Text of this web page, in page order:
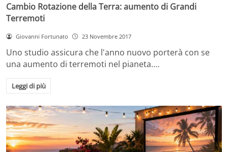
Cambio Rotazione della Terra: aumento di Grandi
Terremoti
Giovanni Fortunato 23 Novembre 2017
Uno studio assicura che l'anno nuovo porterà con se
una aumento di terremoti nel pianeta.…
Leggi di più